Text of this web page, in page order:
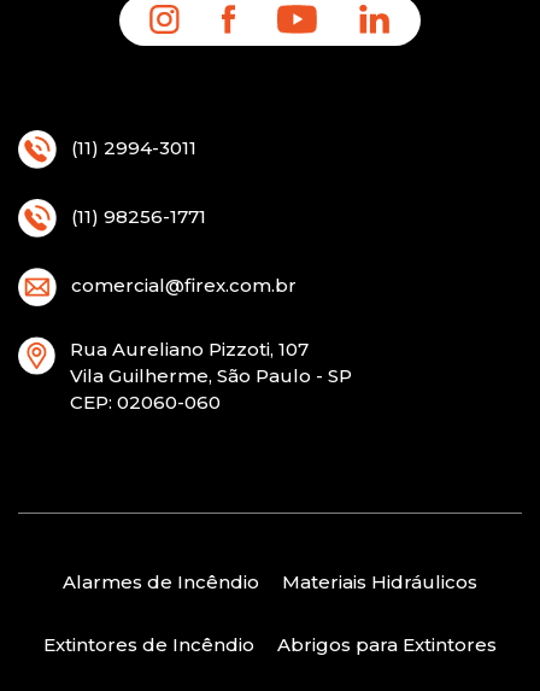
Alarmes de Incêndio Materiais Hidráulicos
Extintores de Incêndio Abrigos para Extintores
(11) 2994-3011
(11) 98256-1771
comercial@firex.com.br
Rua Aureliano Pizzoti, 107
Vila Guilherme, São Paulo - SP
CEP: 02060-060